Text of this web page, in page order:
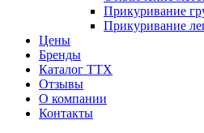
Прикуривание
Прикуривание
Цены
Бренды
Каталог ТТХ
Отзывы
О компании
Контакты